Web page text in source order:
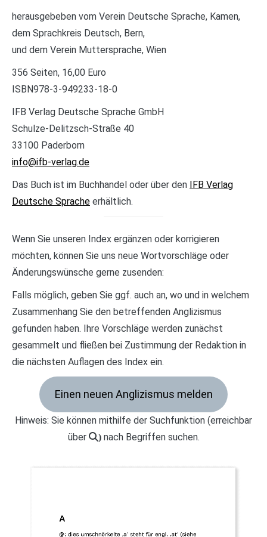
herausgebeben vom Verein Deutsche Sprache, Kamen,
dem Sprachkreis Deutsch, Bern,
und dem Verein Muttersprache, Wien
356 Seiten, 16,00 Euro
ISBN978-3-949233-18-0
IFB Verlag Deutsche Sprache GmbH
Schulze-Delitzsch-Straße 40
33100 Paderborn
info@ifb-verlag.de
Das Buch ist im Buchhandel oder über den IFB Verlag
Deutsche Sprache erhältlich.
Wenn Sie unseren Index ergänzen oder korrigieren
möchten, können Sie uns neue Wortvorschläge oder
Änderungswünsche gerne zusenden:
Falls möglich, geben Sie ggf. auch an, wo und in welchem
Zusammenhang Sie den betreffenden Anglizismus
gefunden haben. Ihre Vorschläge werden zunächst
gesammelt und fließen bei Zustimmung der Redaktion in
die nächsten Auflagen des Index ein.
Einen neuen Anglizismus melden
Hinweis: Sie können mithilfe der Suchfunktion (erreichbar
über
)nach Begriffen suchen.